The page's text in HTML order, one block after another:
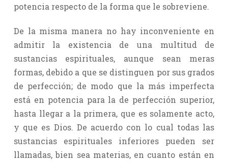
potencia respecto de la forma que le sobreviene.
De la misma manera no hay inconveniente en
admitir la existencia de una multitud de
sustancias espirituales, aunque sean meras
formas, debido a que se distinguen por sus grados
de perfección; de modo que la más imperfecta
está en potencia para la de perfección superior,
hasta llegar a la primera, que es solamente acto,
y que es Dios. De acuerdo con lo cual todas las
sustancias espirituales inferiores pueden ser
llamadas, bien sea materias, en cuanto están en